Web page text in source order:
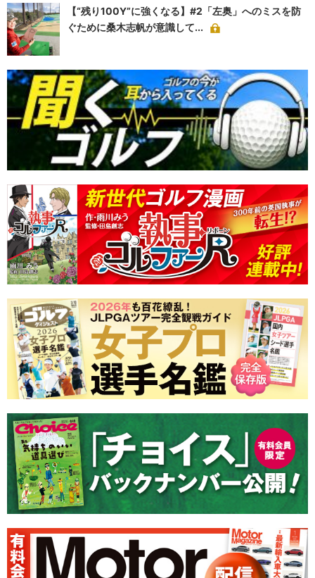
【“残り100Y”に強くなる】#2「左奥」へのミスを防
ぐために桑木志帆が意識して...